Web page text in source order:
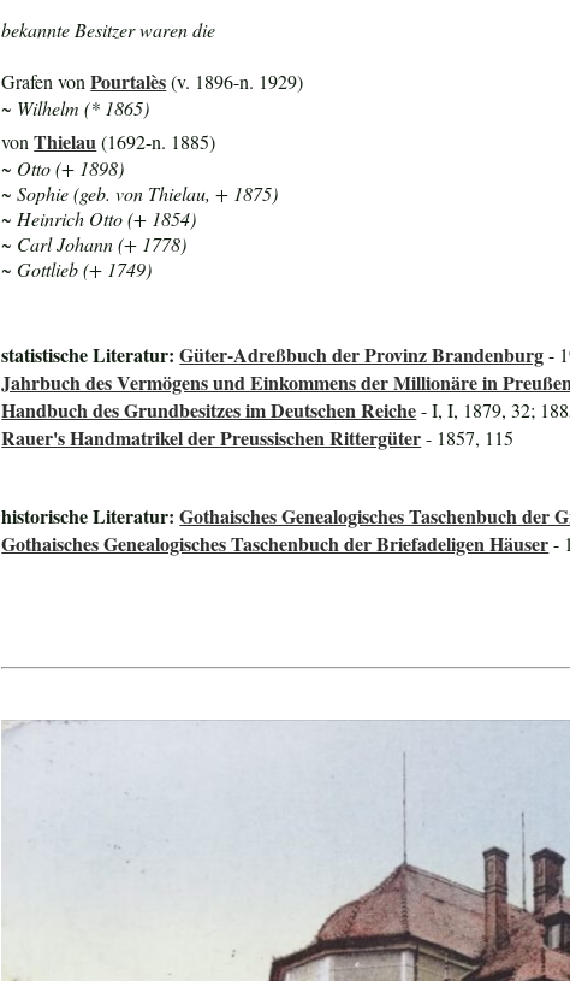
bekannte Besitzer waren die
Grafen vonPourtalès(v. 1896-n. 1929)
~ Wilhelm (* 1865)
vonThielau(1692-n. 1885)
~ Otto (+ 1898)
~ Sophie (geb. von Thielau, + 1875)
~ Heinrich Otto (+ 1854)
~ Carl Johann (+ 1778)
~ Gottlieb (+ 1749)
statistische Literatur:Güter-Adreßbuch der Provinz Brandenburg-
Jahrbuch des Vermögens und Einkommens der Millionäre in
Handbuch des Grundbesitzes im Deutschen Reiche- I, I, 1879, 32;
Rauer's Handmatrikel der Preussischen Rittergüter- 1857, 115
historische Literatur:Gothaisches Genealogisches Taschenbuch der
Gothaisches Genealogisches Taschenbuch der Briefadeligen Häuser-